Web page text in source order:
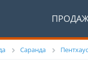
Саранда